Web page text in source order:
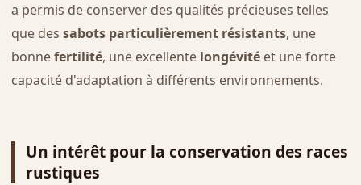
a permis de conserver des qualités précieuses telles
que des sabots particulièrement résistants, une
bonnefertilité, une excellente longévitéet une forte
capacité d'adaptation à différents environnements.
Un intérêt pour la conservation des races
rustiques